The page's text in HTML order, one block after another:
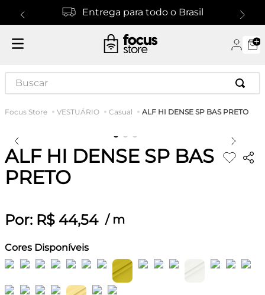
Entrega para todo o Brasil
Buscar
VESTUÁRIO Casual ALF HI DENSE SP BAS PRETO
ALF HI DENSE SP BAS
PRETO
Por: R$ 44,54 / m
Cores Disponíveis